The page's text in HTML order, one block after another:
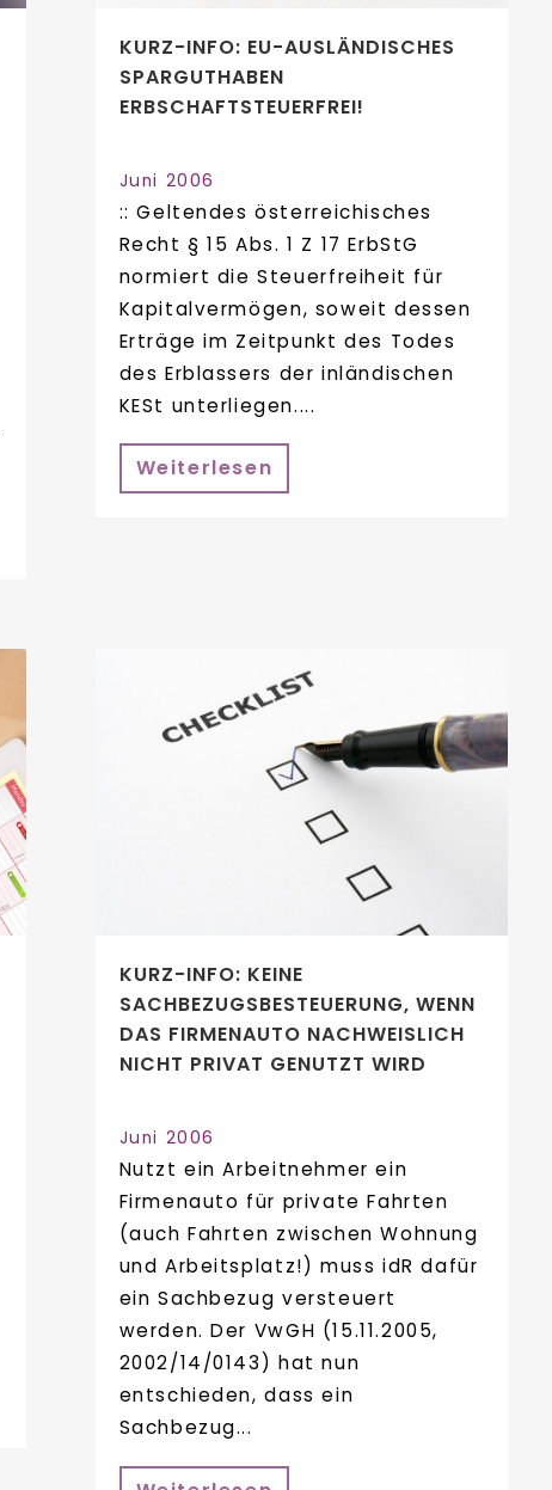
KURZ-INFO: EU-AUSLÄNDISCHES
SPARGUTHABEN
ERBSCHAFTSTEUERFREI!
Juni 2006
:: Geltendes österreichisches
Recht § 15 Abs. 1 Z 17 ErbStG
normiert die Steuerfreiheit für
Kapitalvermögen, soweit dessen
Erträge im Zeitpunkt des Todes
des Erblassers der inländischen
KESt unterliegen....
Weiterlesen
KURZ-INFO: KEINE
SACHBEZUGSBESTEUERUNG, WENN
DAS FIRMENAUTO NACHWEISLICH
NICHT PRIVAT GENUTZT WIRD
Juni 2006
Nutzt ein Arbeitnehmer ein
Firmenauto für private Fahrten
(auch Fahrten zwischen Wohnung
und Arbeitsplatz!) muss idR dafür
ein Sachbezug versteuert
werden. Der VwGH (15.11.2005,
2002/14/0143) hat nun
entschieden, dass ein
Sachbezug...